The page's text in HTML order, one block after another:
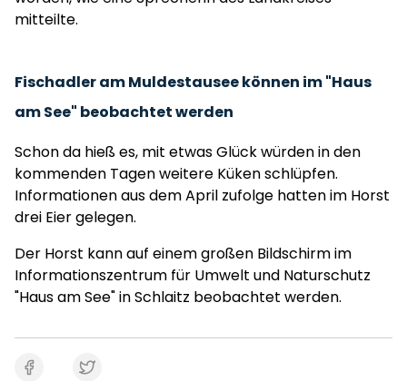
mitteilte.
Fischadler am Muldestausee können im "Haus
am See" beobachtet werden
Schon da hieß es, mit etwas Glück würden in den
kommenden Tagen weitere Küken schlüpfen.
Informationen aus dem April zufolge hatten im Horst
drei Eier gelegen.
Der Horst kann auf einem großen Bildschirm im
Informationszentrum für Umwelt und Naturschutz
"Haus am See" in Schlaitz beobachtet werden.